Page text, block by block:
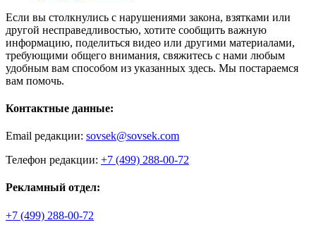
Если вы столкнулись с нарушениями закона, взятками или
другой несправедливостью, хотите сообщить важную
информацию, поделиться видео или другими материалами,
требующими общего внимания, свяжитесь с нами любым
удобным вам способом из указанных здесь. Мы постараемся
вам помочь.
Контактные данные:
Email редакции: sovsek@sovsek.com
Телефон редакции: +7 (499) 288-00-72
Рекламный отдел:
+7 (499) 288-00-72